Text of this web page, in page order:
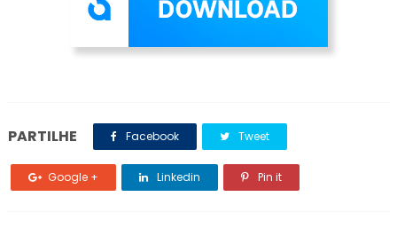
PARTILHE Facebook Tweet
Google + Linkedin Pin it